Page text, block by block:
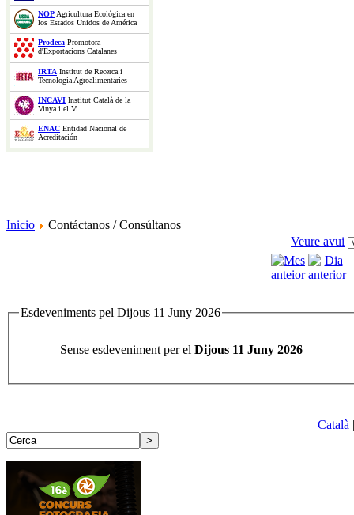
NOPAgricultura Ecológica en
los Estados Unidos de América
Prodeca Promotora
d'Exportacions Catalanes
IRTA Institut de Recerca i
Tecnologia Agroalimentàries
INCAVI Institut Català de la
Vinya i el Vi
ENAC Entidad Nacional de
Acreditación
Inicio
Contáctanos / Consúltanos
Veure avui
Esdeveniments pel Dijous 11 Juny 2026
Sense esdeveniment per el Dijous 11 Juny 2026
Català